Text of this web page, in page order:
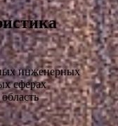
инженерных
сферах